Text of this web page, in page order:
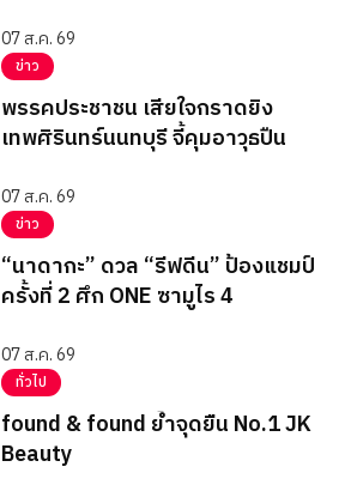
07 ส.ค. 69
ข่าว
พรรคประชาชน เสียใจกราดยิง
เทพศิรินทร์นนทบุรี จี้คุมอาวุธปืน
07 ส.ค. 69
ข่าว
“นาดากะ” ดวล “รีฟดีน” ป้องแชมป์
ครั้งที่ 2 ศึก ONE ซามูไร 4
07 ส.ค. 69
ทั่วไป
found & found ย้ำจุดยืน No.1 JK
Beauty